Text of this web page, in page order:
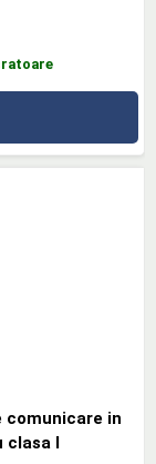
comunicare in
clasa I